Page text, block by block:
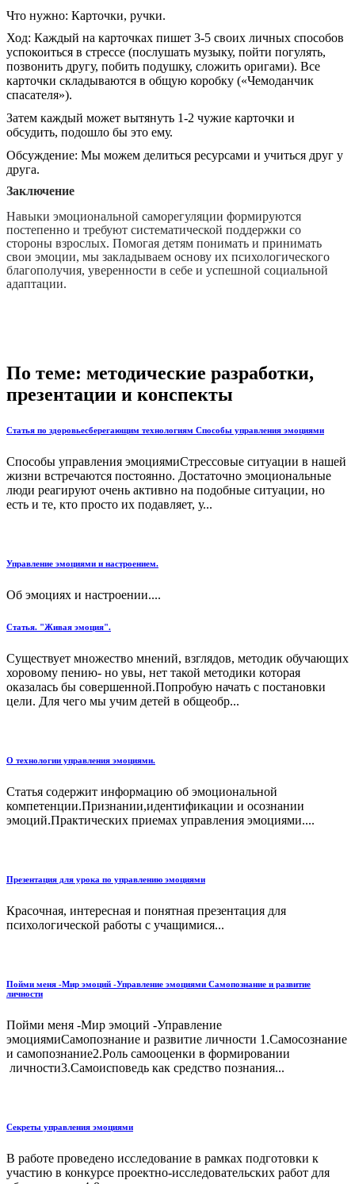
Что нужно: Карточки, ручки.
Ход: Каждый на карточках пишет 3-5 своих личных способов
успокоиться в стрессе (послушать музыку, пойти погулять,
позвонить другу, побить подушку, сложить оригами). Все
карточки складываются в общую коробку («Чемоданчик
спасателя»).
Затем каждый может вытянуть 1-2 чужие карточки и
обсудить, подошло бы это ему.
Обсуждение: Мы можем делиться ресурсами и учиться друг у
друга.
Заключение
Навыки эмоциональной саморегуляции формируются
постепенно и требуют систематической поддержки со
стороны взрослых. Помогая детям понимать и принимать
свои эмоции, мы закладываем основу их психологического
благополучия, уверенности в себе и успешной социальной
адаптации.
По теме: методические разработки,
презентации и конспекты
Статья по здоровьесберегающим технологиям Способы управления эмоциями
Способы управления эмоциямиСтрессовые ситуации в нашей
жизни встречаются постоянно. Достаточно эмоциональные
люди реагируют очень активно на подобные ситуации, но
есть и те, кто просто их подавляет, у...
Управление эмоциями и настроением.
Об эмоциях и настроении....
Статья. "Живая эмоция".
Существует множество мнений, взглядов, методик обучающих
хоровому пению- но увы, нет такой методики которая
оказалась бы совершенной.Попробую начать с постановки
цели. Для чего мы учим детей в общеобр...
О технологии управления эмоциями.
Статья содержит информацию об эмоциональной
компетенции.Признании,идентификации и осознании
эмоций.Практических приемах управления эмоциями....
Презентация для урока по управлению эмоциями
Красочная, интересная и понятная презентация для
психологической работы с учащимися...
Пойми меня -Мир эмоций -Управление эмоциями Самопознание и развитие
личности
Пойми меня -Мир эмоций -Управление
эмоциямиСамопознание и развитие личности 1.Самосознание
и самопознание2.Роль самооценки в формировании
личности3.Самоисповедь как средство познания...
Секреты управления эмоциями
В работе проведено исследование в рамках подготовки к
участию в конкурсе проектно-исследовательских работ для